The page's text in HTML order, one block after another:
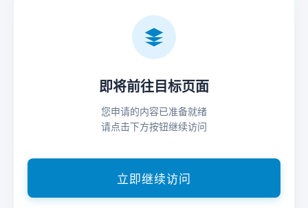
即将前往目标页面
您申请的内容已准备就绪
请点击下方按钮继续访问
立即继续访问